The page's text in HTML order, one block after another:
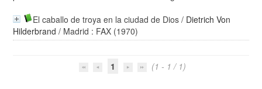
El caballo de troya en la ciudad de Dios / Dietrich Von
Hilderbrand / Madrid : FAX (1970)
1 (1 - 1 / 1)